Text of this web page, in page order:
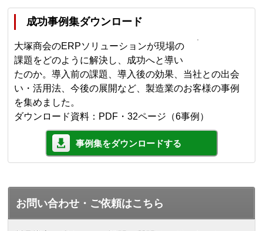
成功事例集ダウンロード
大塚商会のERPソリューションが現場の
課題をどのように解決し、成功へと導い
たのか。導入前の課題、導入後の効果、当社との出会
い・活用法、今後の展開など、製造業のお客様の事例
を集めました。
ダウンロード資料：PDF・32ページ（6事例）
事例集をダウンロードする
お問い合わせ・ご依頼はこちら